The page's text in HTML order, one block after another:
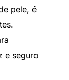
pele, é
e seguro